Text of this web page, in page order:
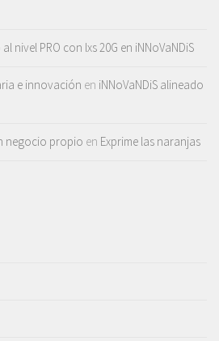
nivel PRO con lxs 20G en iNNoVaNDiS
e innovación en iNNoVaNDiS alineado
negocio propio en Exprime las naranjas